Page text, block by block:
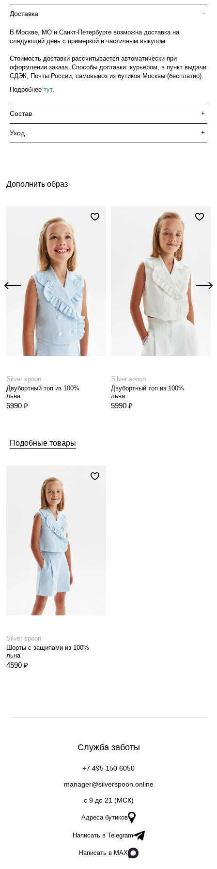
Доставка -
В Москве, МО и Санкт-Петербурге возможна доставка на
следующий день с примеркой и частичным выкупом.
Стоимость доставки рассчитывается автоматически при
оформлении заказа. Способы доставки: курьером, в пункт выдачи
СДЭК, Почты России, самовывоз из бутиков Москвы (бесплатно).
Подробнее тут.
Состав +
Уход +
Дополнить образ
Silver spoon
Двубортный топ из 100%
льна
5990 ₽
Silver spoon
Двубортный топ из 100%
льна
5990 ₽
Подобные товары
Silver spoon
Шорты с защипами из 100%
льна
4590 ₽
Служба заботы
+7 495 150 6050
manager@silverspoon.online
c 9 до 21 (МСК)
Адреса бутиков
Написать в Telegram
Написать в MAX